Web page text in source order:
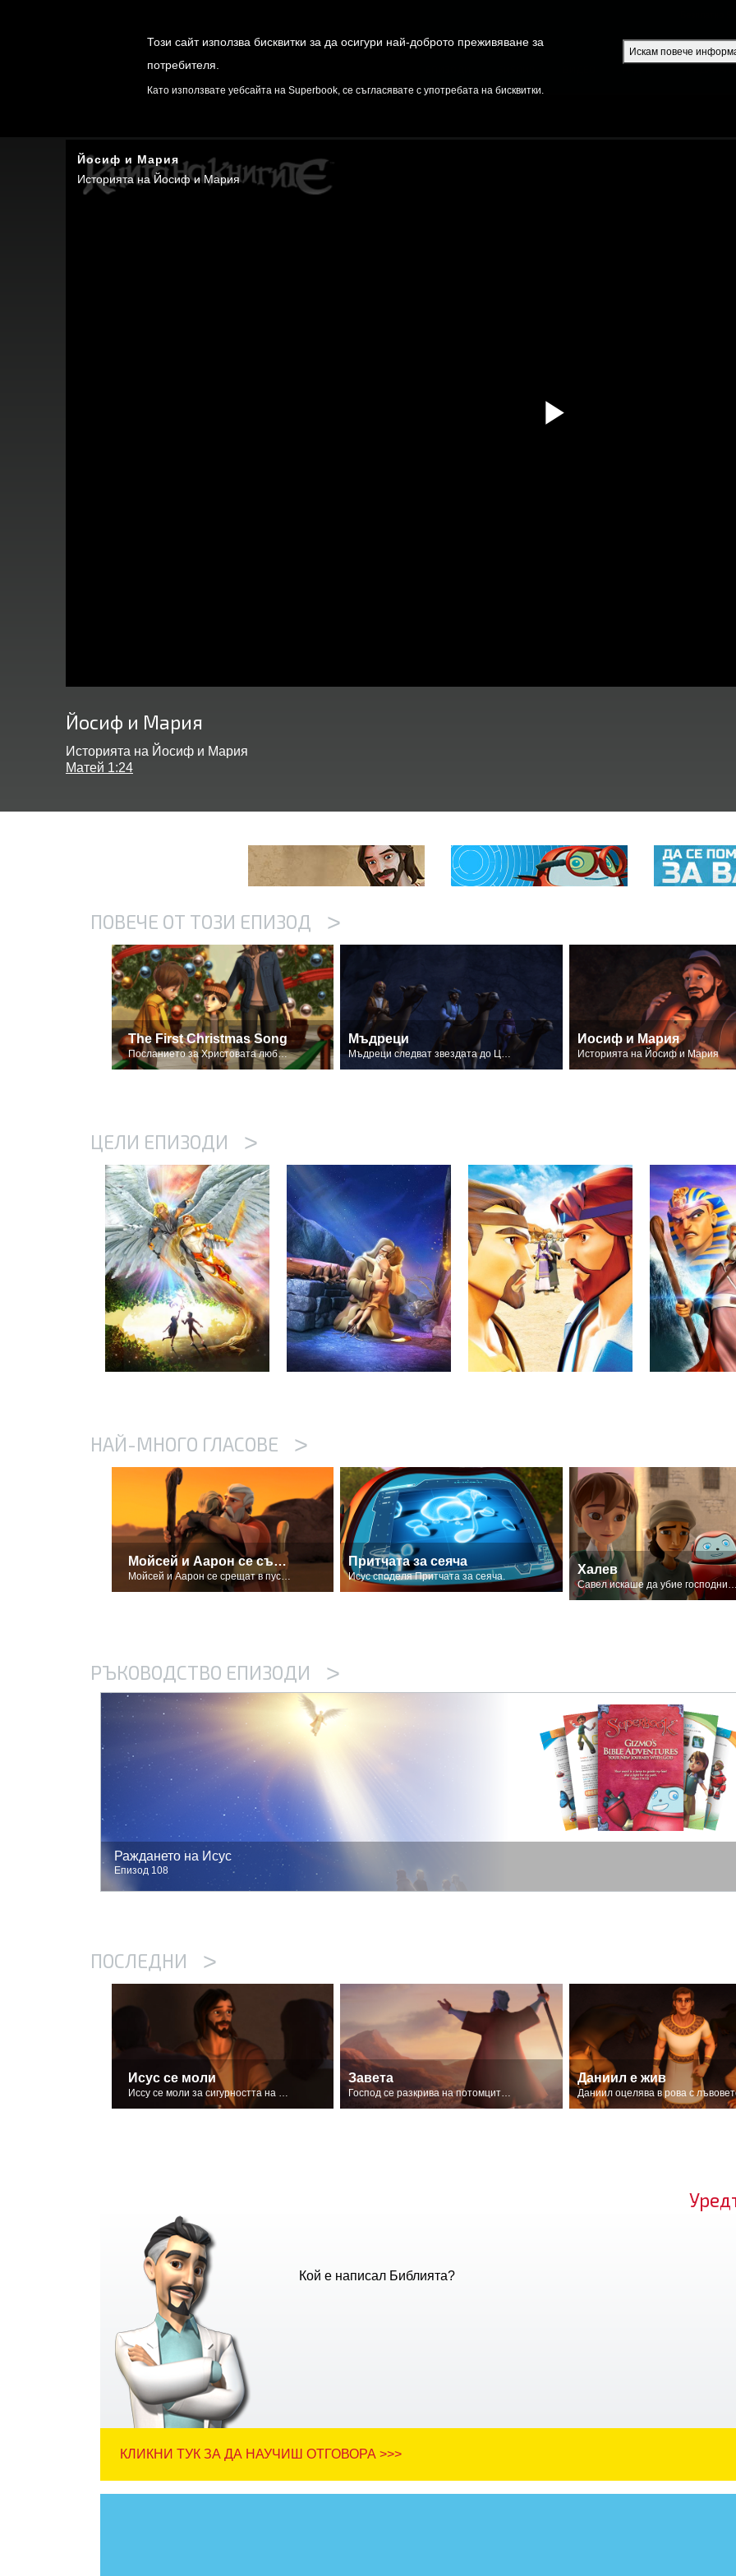
Този сайт използва бисквитки за да осигури най-доброто преживяване за
потребителя.
Като използвате уебсайта на Superbook, се съгласявате с употребата на бисквитки.
Искам повече
Йосиф и Мария
Историята на Йосиф и Мария
Матей 1:24
ПОВЕЧЕ ОТ ТОЗИ ЕПИЗОД >
The First Christmas Song
Посланието за Христовата любов към всеки от нас.
Мъдреци
Мъдреци следват звездата до Царя на евреите.
Йосиф и Мария
Историята на Йосиф и Мария
ЦЕЛИ ЕПИЗОДИ >
НАЙ-МНОГО ГЛАСОВЕ >
Мойсей и Аарон се събират отново
Мойсей и Аарон се срещат в пустинята
Притчата за сеяча
Исус споделя Притчата за сеяча. Халев
Савел искаше да убие господните последователи.
РЪКОВОДСТВО ЕПИЗОДИ >
Раждането на Исус
Епизод 108
ПОСЛЕДНИ >
Исус се моли
Иссу се моли за сигурността на своите последователи.
Завета
Господ се разкрива на потомците на Израел.
Даниил е жив
Даниил оцелява в рова с
Кой е написал Библията?
КЛИКНИ ТУК ЗА ДА НАУЧИШ ОТГОВОРА >>>